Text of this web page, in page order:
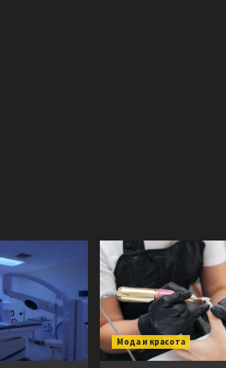
Мода и красота